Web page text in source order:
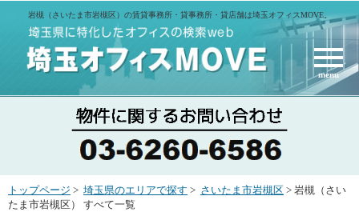
岩槻（さいたま市岩槻区）の賃貸事務所・貸事務所・貸店舗は埼玉オフィスMOVE。
menu
トップページ > 埼玉県のエリアで探す > さいたま市岩槻区 > 岩槻（さい
たま市岩槻区） すべて一覧